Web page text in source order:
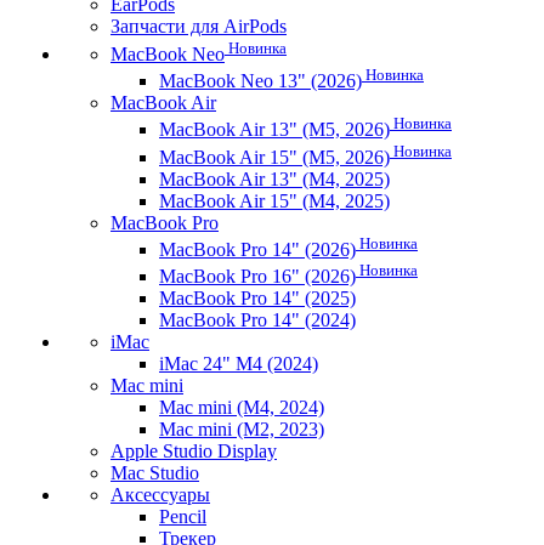
EarPods
Запчасти для AirPods
MacBook Neo Новинка
MacBook Neo 13" (2026) Новинка
MacBook Air
MacBook Air 13" (M5, 2026) Новинка
MacBook Air 15" (M5, 2026) Новинка
MacBook Air 13" (M4, 2025)
MacBook Air 15" (M4, 2025)
MacBook Pro
MacBook Pro 14" (2026) Новинка
MacBook Pro 16" (2026) Новинка
MacBook Pro 14" (2025)
MacBook Pro 14" (2024)
iMac
iMac 24" M4 (2024)
Mac mini
Mac mini (M4, 2024)
Mac mini (M2, 2023)
Apple Studio Display
Mac Studio
Аксессуары
Pencil
Трекер